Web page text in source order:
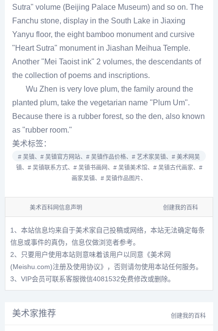
Sutra" volume (Beijing Palace Museum) and so on. The
Fanchu stone, display in the South Lake in Jiaxing
Yanyu floor, the eight bamboo monument and cursive
"Heart Sutra" monument in Jiashan Meihua Temple.
Another "Mei Taoist ink" 2 volumes, the descendants of
the collection of poems and inscriptions.
Wu Zhen is very love plum, the family around the
planted plum, take the vegetarian name "Plum Um".
Because there is a rubber forest, so the den, also known
as "rubber room."
美术标签：
# 吴镇、 # 吴镇官方网站、 # 吴镇作品价格、 # 艺术家吴镇、 # 美术网吴
镇、 # 吴镇联系方式、 # 吴镇书画网、 # 吴镇美术馆、 # 吴镇古代画家、 #
画家吴镇、 # 吴镇作品图片、
美术百科网信息声明 创建我的百科
1、本站信息均来自于美术家自己投稿或网络，本站无法确定每条
信息或事件的真伪，信息仅做浏览者参考。
2、只要用户使用本站则意味着该用户以同意 《美术网
(Meishu.com)注册及使用协议》 ，否则请勿使用本站任何服务。
3、VIP会员可联系客服微信4081532免费修改或删除。
美术家推荐 创建我的百科